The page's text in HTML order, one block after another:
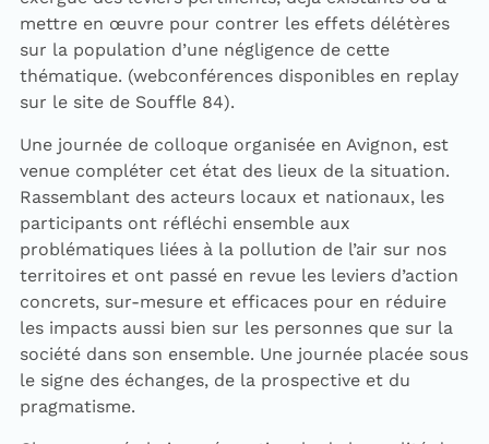
mettre en œuvre pour contrer les effets délétères
sur la population d’une négligence de cette
thématique. (webconférences disponibles en replay
sur le site de Souffle 84).
Une journée de colloque organisée en Avignon, est
venue compléter cet état des lieux de la situation.
Rassemblant des acteurs locaux et nationaux, les
participants ont réfléchi ensemble aux
problématiques liées à la pollution de l’air sur nos
territoires et ont passé en revue les leviers d’action
concrets, sur-mesure et efficaces pour en réduire
les impacts aussi bien sur les personnes que sur la
société dans son ensemble. Une journée placée sous
le signe des échanges, de la prospective et du
pragmatisme.